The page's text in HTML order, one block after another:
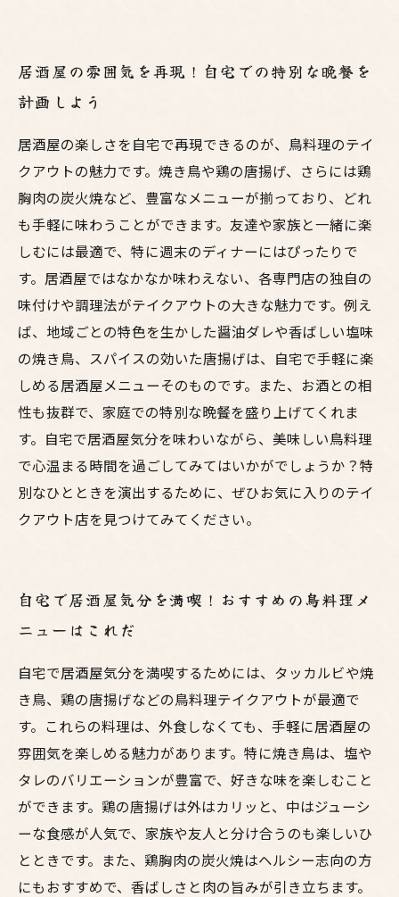
居酒屋の雰囲気を再現！自宅での特別な晩餐を
計画しよう
居酒屋の楽しさを自宅で再現できるのが、鳥料理のテイ
クアウトの魅力です。焼き鳥や鶏の唐揚げ、さらには鶏
胸肉の炭火焼など、豊富なメニューが揃っており、どれ
も手軽に味わうことができます。友達や家族と一緒に楽
しむには最適で、特に週末のディナーにはぴったりで
す。居酒屋ではなかなか味わえない、各専門店の独自の
味付けや調理法がテイクアウトの大きな魅力です。例え
ば、地域ごとの特色を生かした醤油ダレや香ばしい塩味
の焼き鳥、スパイスの効いた唐揚げは、自宅で手軽に楽
しめる居酒屋メニューそのものです。また、お酒との相
性も抜群で、家庭での特別な晩餐を盛り上げてくれま
す。自宅で居酒屋気分を味わいながら、美味しい鳥料理
で心温まる時間を過ごしてみてはいかがでしょうか？特
別なひとときを演出するために、ぜひお気に入りのテイ
クアウト店を見つけてみてください。
自宅で居酒屋気分を満喫！おすすめの鳥料理メ
ニューはこれだ
自宅で居酒屋気分を満喫するためには、タッカルビや焼
き鳥、鶏の唐揚げなどの鳥料理テイクアウトが最適で
す。これらの料理は、外食しなくても、手軽に居酒屋の
雰囲気を楽しめる魅力があります。特に焼き鳥は、塩や
タレのバリエーションが豊富で、好きな味を楽しむこと
ができます。鶏の唐揚げは外はカリッと、中はジューシ
ーな食感が人気で、家族や友人と分け合うのも楽しいひ
とときです。また、鶏胸肉の炭火焼はヘルシー志向の方
にもおすすめで、香ばしさと肉の旨みが引き立ちます。